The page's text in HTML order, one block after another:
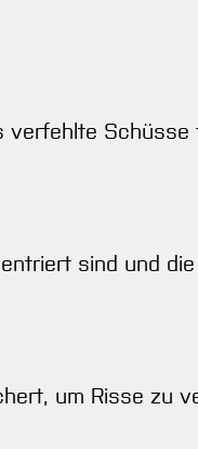
verfehlte Schüsse
sind und
um Risse zu